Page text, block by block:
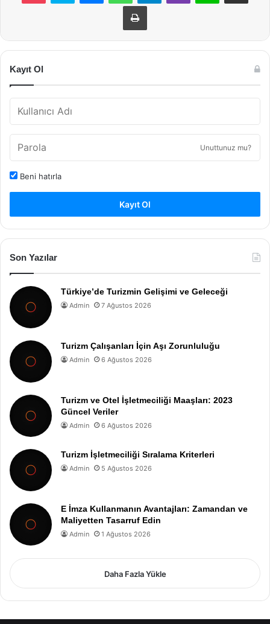
Yazdır
Kayıt Ol
Unuttunuz mu?
Beni hatırla
Kayıt Ol
Son Yazılar
Türkiye’de Turizmin Gelişimi ve Geleceği
Admin 7 Ağustos 2026
Turizm Çalışanları İçin Aşı Zorunluluğu
Admin 6 Ağustos 2026
Turizm ve Otel İşletmeciliği Maaşları: 2023
Güncel Veriler
Admin 6 Ağustos 2026
Turizm İşletmeciliği Sıralama Kriterleri
Admin 5 Ağustos 2026
E İmza Kullanmanın Avantajları: Zamandan ve
Maliyetten Tasarruf Edin
Admin 1 Ağustos 2026
Daha Fazla Yükle